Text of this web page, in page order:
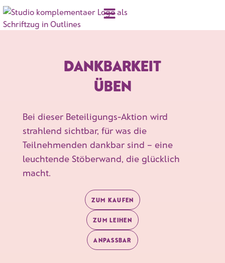
DANKBARKEIT
ÜBEN
Bei dieser Beteiligungs-Aktion wird
strahlend sichtbar, für was die
Teilnehmenden dankbar sind – eine
leuchtende Stöberwand, die glücklich
macht.
ZUM KAUFEN
ZUM LEIHEN
ANPASSBAR